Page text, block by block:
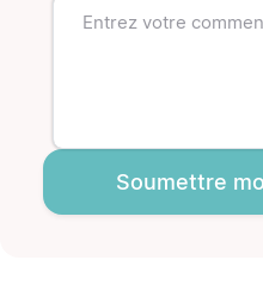
Soumettre